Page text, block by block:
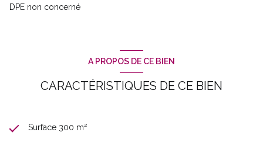
DPE non concerné
A PROPOS DE CE BIEN
CARACTÉRISTIQUES DE CE BIEN
Surface 300 m²